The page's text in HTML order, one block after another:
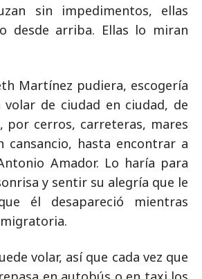
sin impedimentos, ellas
desde arriba. Ellas lo miran
Martínez pudiera, escogería
de ciudad en ciudad, de
por cerros, carreteras, mares
cansancio, hasta encontrar a
Amador. Lo haría para
y sentir su alegría que le
él desapareció mientras
volar, así que cada vez que